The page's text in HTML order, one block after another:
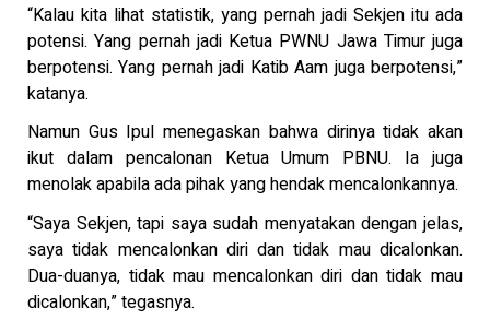
“Kalau kita lihat statistik, yang pernah jadi Sekjen itu ada
potensi. Yang pernah jadi Ketua PWNU Jawa Timur juga
berpotensi. Yang pernah jadi Katib Aam juga berpotensi,”
katanya.
Namun Gus Ipul menegaskan bahwa dirinya tidak akan
ikut dalam pencalonan Ketua Umum PBNU. Ia juga
menolak apabila ada pihak yang hendak mencalonkannya.
“Saya Sekjen, tapi saya sudah menyatakan dengan jelas,
saya tidak mencalonkan diri dan tidak mau dicalonkan.
Dua-duanya, tidak mau mencalonkan diri dan tidak mau
dicalonkan,” tegasnya.